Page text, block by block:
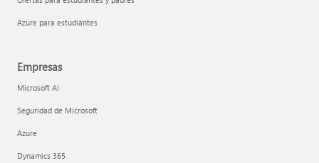
Azure para estudiantes
Empresas
Microsoft AI
Seguridad de Microsoft
Azure
Dynamics 365